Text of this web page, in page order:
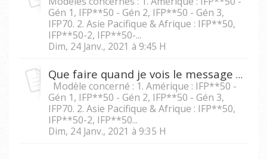
Gén 1, IFP**50 - Gén 2, IFP**50 - Gén 3,
IFP70. 2. Asie Pacifique & Afrique : IFP**50,
IFP**50-2, IFP**50-...
Dim, 24 Janv., 2021 à 9:45 H
Que faire quand je vois le message « Toutes fonctions verrouillées » sur les modèles IFP5550/IFP6550/IFP7550/IFP8650?
Modèle concerné : 1. Amérique : IFP**50 -
Gén 1, IFP**50 - Gén 2, IFP**50 - Gén 3,
IFP70. 2. Asie Pacifique & Afrique : IFP**50,
IFP**50-2, IFP**50...
Dim, 24 Janv., 2021 à 9:35 H